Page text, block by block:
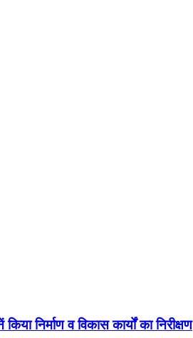
निर्माण व विकास कार्यों का निरीक्षण